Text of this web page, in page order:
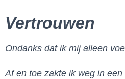
Vertrouwen
Ondanks dat ik mij alleen
Af en toe zakte ik weg in